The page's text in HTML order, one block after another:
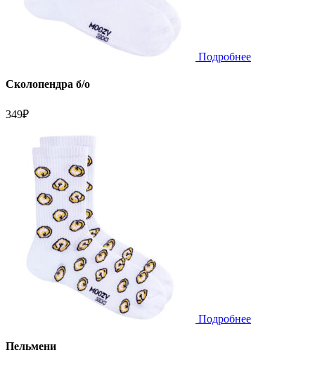
Подробнее
Сколопендра б/о
349₽
Подробнее
Пельмени